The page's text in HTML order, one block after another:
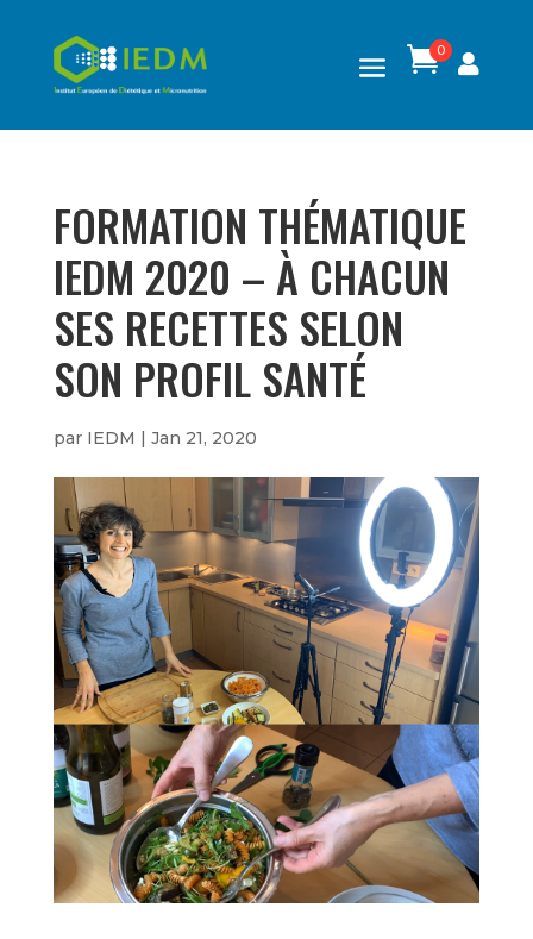
0

FORMATION THÉMATIQUE
IEDM 2020 – À CHACUN
SES RECETTES SELON
SON PROFIL SANTÉ
par IEDM | Jan 21, 2020